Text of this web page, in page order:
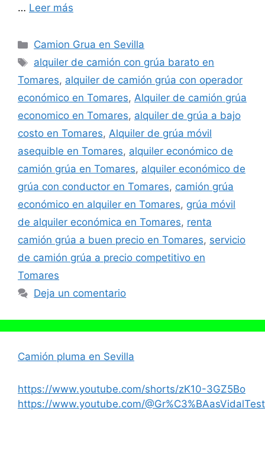
… Leer más
Categorías
Camion Grua en Sevilla
Etiquetas
alquiler de camión con grúa barato en
Tomares, alquiler de camión grúa con operador
económico en Tomares, Alquiler de camión grúa
economico en Tomares, alquiler de grúa a bajo
costo en Tomares, Alquiler de grúa móvil
asequible en Tomares, alquiler económico de
camión grúa en Tomares, alquiler económico de
grúa con conductor en Tomares, camión grúa
económico en alquiler en Tomares, grúa móvil
de alquiler económica en Tomares, renta
camión grúa a buen precio en Tomares, servicio
de camión grúa a precio competitivo en
Tomares
Deja un comentario
Camión pluma en Sevilla
https://www.youtube.com/shorts/zK10-3GZ5Bo
https://www.youtube.com/